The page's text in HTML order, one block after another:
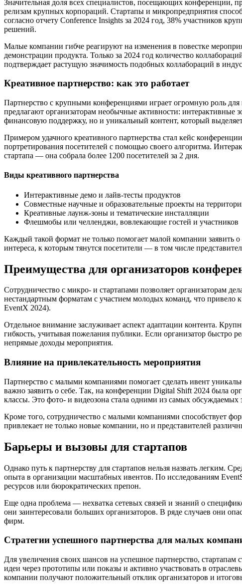
Значительная доля всех специалистов, посещающих
релизам крупных корпораций. Стартапы и микропредприятия
согласно отчету Conference Insights за 2024 год, 38% участников
решений.
Малые компании гибче реагируют на изменения в повестке
демонстрации продукта. Только за 2024 год количество
подтверждает растущую значимость подобных коллабораций в
Креативное партнерство: как это работает
Партнерство с крупными конференциями играет огромную роль
предлагают организаторам необычные активности:
финансовую поддержку, но и уникальный контент, который
Примером удачного креативного партнерства стал кейс
портретирования посетителей с помощью своего алгоритма.
стартапа — она собрала более 1200 посетителей за 2 дня.
Виды креативного партнерства
Интерактивные демо и лайв-тесты продуктов
Совместные научные и образовательные проекты на
Креативные лаунж-зоны и тематические инсталляции
Флешмобы или челленджи, вовлекающие гостей и участников
Каждый такой формат не только помогает малой компании заявить
интереса, к которым тянутся посетители — в том числе
Преимущества для организаторов
Сотрудничество с микро- и стартапами позволяет организаторам
нестандартным форматам с участием молодых команд, что привело
EventX 2024).
Отдельное внимание заслуживает аспект адаптации контента.
гибкость, учитывая пожелания публики. Если организатор
непрямые доходы мероприятия.
Влияние на привлекательность мероприятия
Партнерство с малыми компаниями помогает сделать ивент
важно заявить о себе. Так, на конференции Digital Shift 2024 была
классы. Это фото- и видеозона стала одними из самых обсуждаемых
Кроме того, сотрудничество с малыми компаниями способствует
привлекает не только новые компании, но и представителей
Барьеры и вызовы для стартапов
Однако путь к партнерству для стартапов нельзя назвать легким.
опыта в организации масштабных ивентов. По исследованиям
ресурсов или бюрократических препон.
Еще одна проблема — нехватка сетевых связей и знаний о
они заинтересовали больших организаторов. В ряде случаев они
фирм.
Стратегии успешного партнерства для малых
Для увеличения своих шансов на успешное партнерство, стартапам
идеи через прототипы или показы и активно участвовать в
компании получают положительный отклик организаторов и